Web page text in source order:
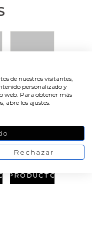
VER
PRODUCTO
PRODUCTO
de nuestros visitantes,
personalizado y
web. Para obtener más
abre los ajustes.
Rechazar